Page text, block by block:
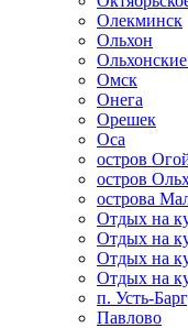
Олекминск
Ольхон
Омск
Онега
Орешек
Оса
остров
остров
острова
Отдых на
Отдых на
Отдых на
Отдых на
п. Усть-
Павлово